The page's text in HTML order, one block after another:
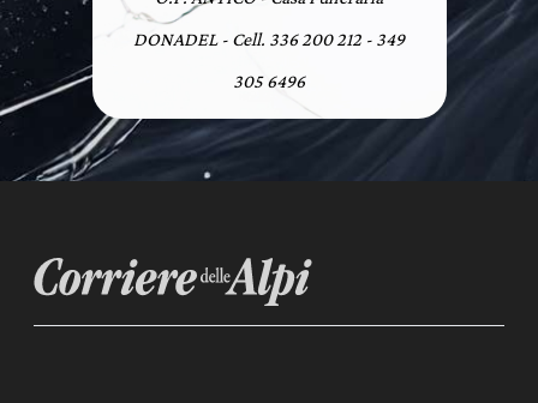
DONADEL - Cell. 336 200 212 - 349
305 6496